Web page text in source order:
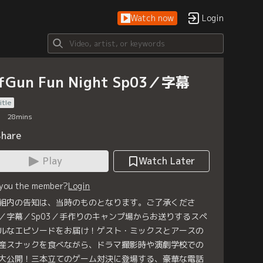
Watch now Login
Fun Night Sp03／字幕
28mins
Play
Watch Later
the member?Login
内の告知は、当時のものとなります。ご了承くださ
字幕／Sp03／手作りのキャンプ場からお送りするスペ
なエピソードをお届け！ゲスト・ミックスとアースの
スナックを食べながら、ドラマ撮影時や演劇学校での
公開！三本立てのゲーム対決に登場する、豪華な電話